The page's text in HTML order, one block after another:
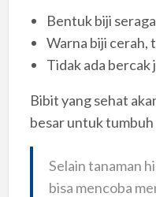
Bentuk biji
Warna biji cerah,
Tidak ada bercak
Bibit yang sehat
besar untuk
Selain tanaman
bisa mencoba